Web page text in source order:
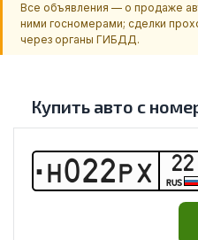
Все объявления — о продаже
ними госномерами; сделки
через органы ГИБДД.
Купить авто с
Н022Р Х 22
RUS